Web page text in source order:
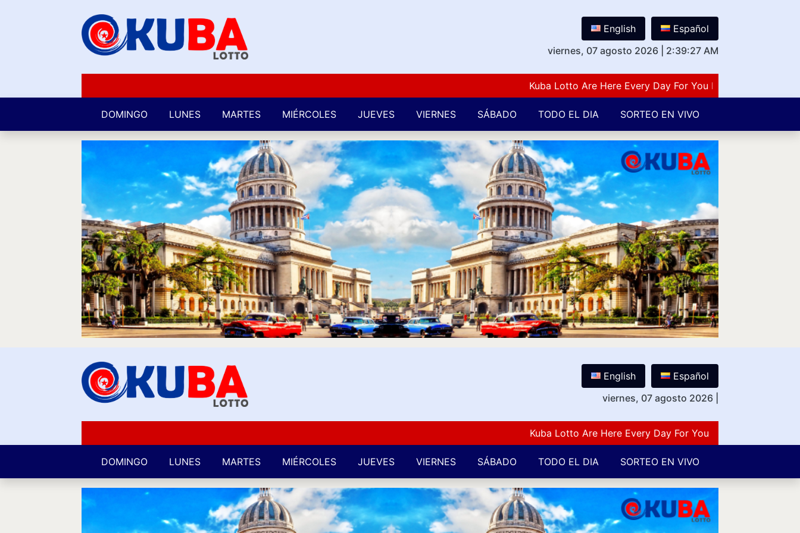
English
Español
viernes, 07 agosto 2026
2:39:27 AM
Kuba Lotto Are Here Every Day For You Lovers Of Number
DOMINGO LUNES MARTES MIÉRCOLES JUEVES VIERNES SÁBADO TODO EL DIA SORTEO EN VIVO
English
Español
viernes, 07 agosto 2026
Kuba Lotto Are Here Every Day For You Lovers Of Number
DOMINGO LUNES MARTES MIÉRCOLES JUEVES VIERNES SÁBADO TODO EL DIA SORTEO EN VIVO